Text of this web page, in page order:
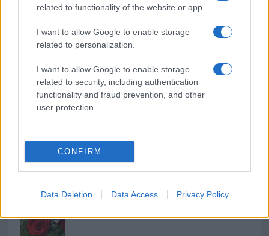
related to functionality of the website or app.
I want to allow Google to enable storage
related to personalization.
I want to allow Google to enable storage
related to security, including authentication
functionality and fraud prevention, and other
user protection.
CONFIRM
Data Deletion Data Access Privacy Policy
NECROLOGIE
Mario Malu
Paolo Pinna
Martina Agostina Diturco